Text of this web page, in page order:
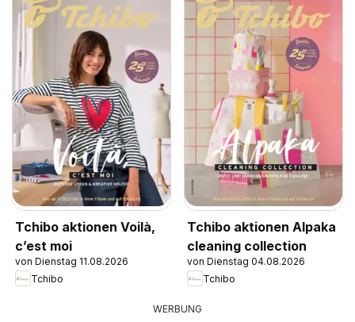
Tchibo aktionen Voilà,
c’est moi
von Dienstag 11.08.2026
Tchibo
Tchibo aktionen Alpaka
cleaning collection
von Dienstag 04.08.2026
Tchibo
WERBUNG